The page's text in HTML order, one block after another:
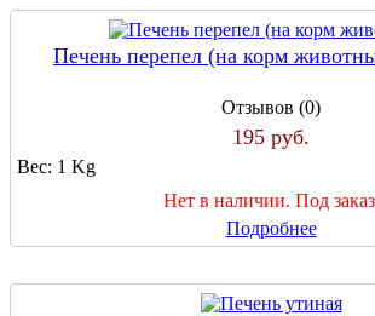
Печень перепел (на корм
Отзывов (0)
195 руб.
Вес: 1 Kg
Нет в наличии. Под
Подробнее